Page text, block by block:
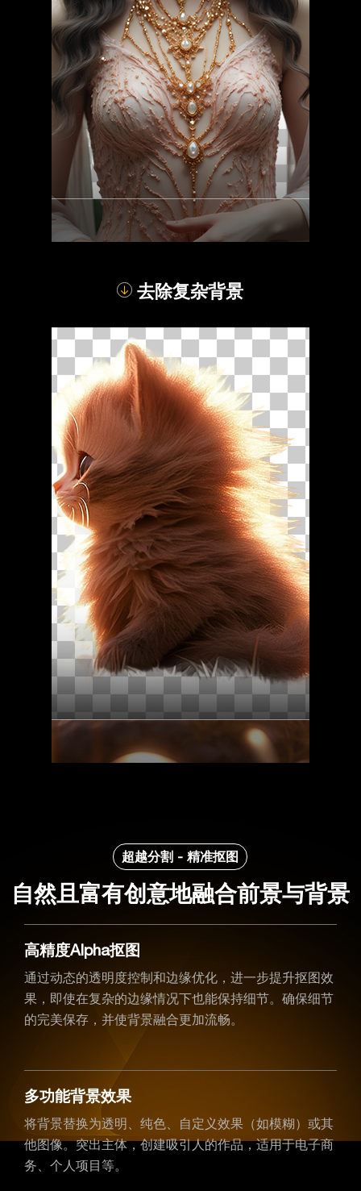
去除复杂背景
超越分割 - 精准抠图
自然且富有创意地融合前景与背景
高精度Alpha抠图
通过动态的透明度控制和边缘优化，进一步提升抠图效
果，即使在复杂的边缘情况下也能保持细节。确保细节
的完美保存，并使背景融合更加流畅。
多功能背景效果
将背景替换为透明、纯色、自定义效果（如模糊）或其
他图像。突出主体，创建吸引人的作品，适用于电子商
务、个人项目等。